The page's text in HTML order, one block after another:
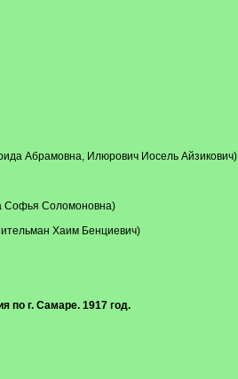
Абрамовна, Илюрович Иосель Айзикович)
Софья Соломоновна)
Хаим Бенциевич)
по г. Самаре. 1917 год.